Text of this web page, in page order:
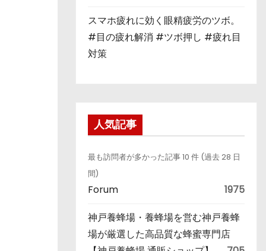
スマホ疲れに効く眼精疲労のツボ。
#目の疲れ解消 #ツボ押し #疲れ目
対策
人気記事
最も訪問者が多かった記事 10 件 (過去 28 日
間)
Forum 1975
神戸養蜂場・養蜂場を営む神戸養蜂
場が厳選した高品質な蜂蜜専門店